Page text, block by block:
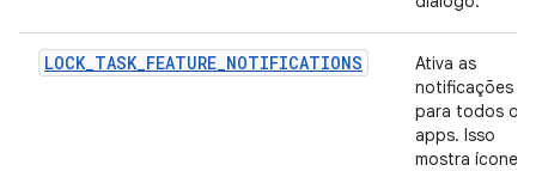
LOCK_TASK_FEATURE_NOTIFICATIONS
Ativa as
notificações
para todos os
apps. Isso
mostra ícones